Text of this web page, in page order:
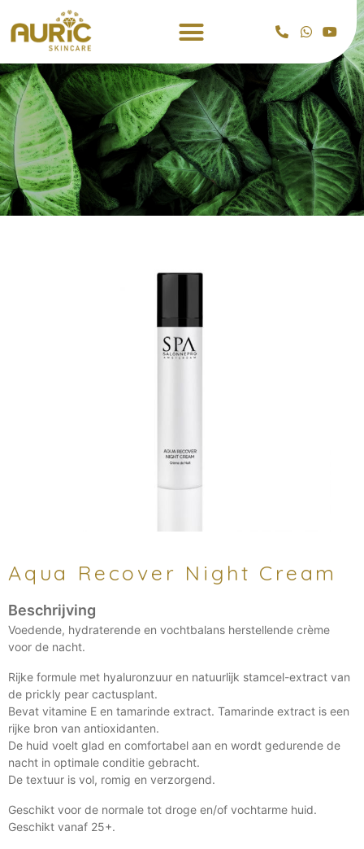
Aqua Recover Night Cream
Voedende, hydraterende en vochtbalans herstellende crème
voor de nacht.
Rijke formule met hyaluronzuur en natuurlijk stamcel-extract van
de prickly pear cactusplant.
Bevat vitamine E en tamarinde extract. Tamarinde extract is een
rijke bron van antioxidanten.
De huid voelt glad en comfortabel aan en wordt gedurende de
nacht in optimale conditie gebracht.
De textuur is vol, romig en verzorgend.
Geschikt voor de normale tot droge en/of vochtarme huid.
Geschikt vanaf 25+.